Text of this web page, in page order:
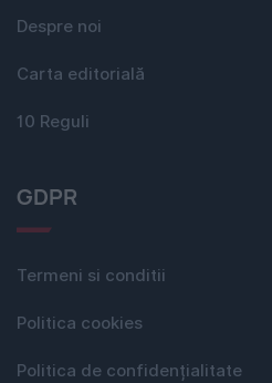
Despre noi
Carta editorială
10 Reguli
GDPR
Termeni si conditii
Politica cookies
Politica de confidențialitate